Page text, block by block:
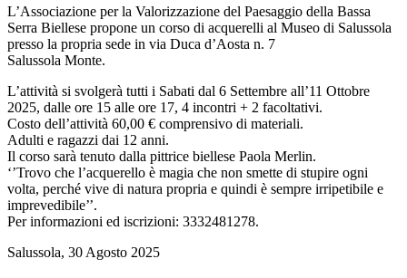
L’Associazione per la Valorizzazione del Paesaggio della Bassa
Serra Biellese propone un corso di acquerelli al Museo di Salussola
presso la propria sede in via Duca d’Aosta n. 7
Salussola Monte.
L’attività si svolgerà tutti i Sabati dal 6 Settembre all’11 Ottobre
2025, dalle ore 15 alle ore 17, 4 incontri + 2 facoltativi.
Costo dell’attività 60,00 € comprensivo di materiali.
Adulti e ragazzi dai 12 anni.
Il corso sarà tenuto dalla pittrice biellese Paola Merlin.
‘’Trovo che l’acquerello è magia che non smette di stupire ogni
volta, perché vive di natura propria e quindi è sempre irripetibile e
imprevedibile’’.
Per informazioni ed iscrizioni: 3332481278.
Salussola, 30 Agosto 2025